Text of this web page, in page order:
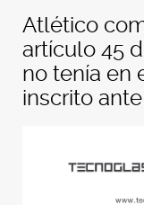
Atlético
artículo 45
no tenía en
inscrito